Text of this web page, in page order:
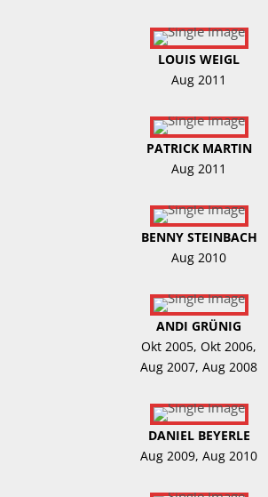
LOUIS WEIGL
Aug 2011
PATRICK MARTIN
Aug 2011
BENNY STEINBACH
Aug 2010
ANDI GRÜNIG
Okt 2005, Okt 2006,
Aug 2007, Aug 2008
DANIEL BEYERLE
Aug 2009, Aug 2010